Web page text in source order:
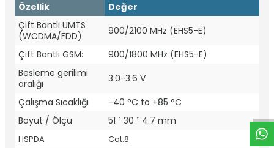
Özellik
Değer
Çift Bantlı UMTS
(WCDMA/FDD)
900/2100 MHz (EHS5-E)
Çift Bantlı GSM:
900/1800 MHz (EHS5-E)
Besleme gerilimi
aralığı
3.0-3.6 V
Çalışma Sıcaklığı
-40 °C to +85 °C
Boyut / Ölçü
51 ´ 30 ´ 4.7 mm
HSPDA
Cat.8